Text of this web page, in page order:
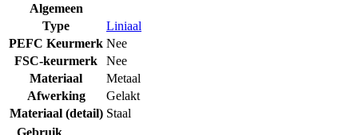
Algemeen
Type
Liniaal
PEFC Keurmerk Nee
FSC-keurmerk
Nee
Materiaal
Metaal
Afwerking
Gelakt
Materiaal (detail) Staal
Gebruik